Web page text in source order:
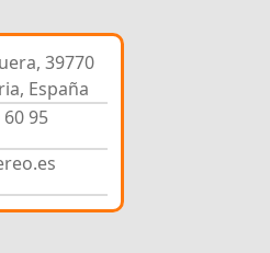
39770
España
95